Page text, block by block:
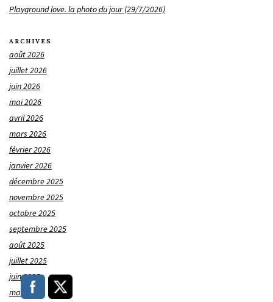
Playground love. la photo du jour (29/7/2026)
ARCHIVES
août 2026
juillet 2026
juin 2026
mai 2026
avril 2026
mars 2026
février 2026
janvier 2026
décembre 2025
novembre 2025
octobre 2025
septembre 2025
août 2025
juillet 2025
juin 2025
mai 2025